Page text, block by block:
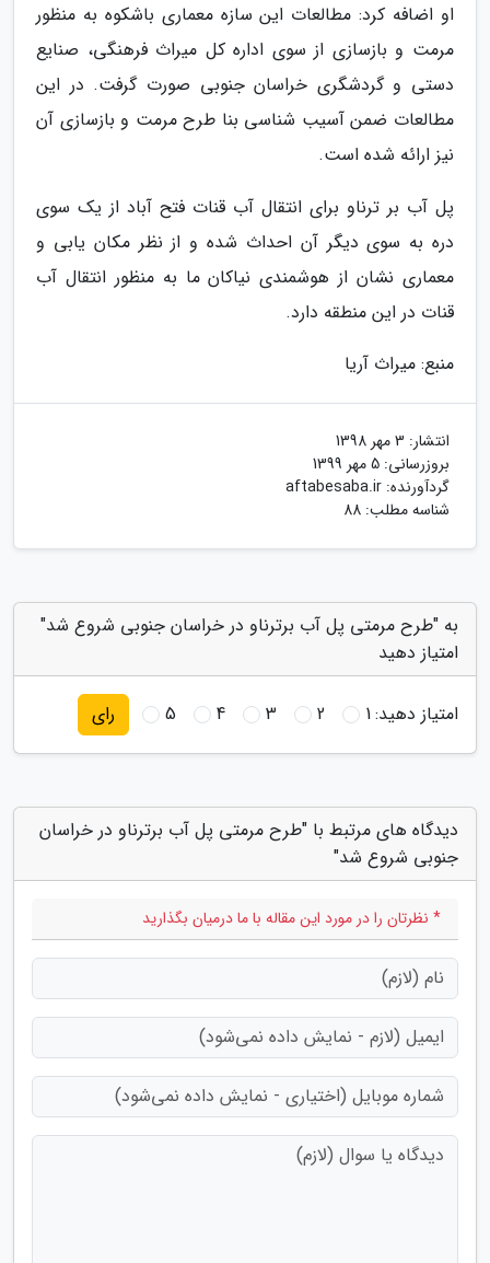
او اضافه کرد: مطالعات این سازه معماری باشکوه به منظور
مرمت و بازسازی از سوی اداره کل میراث فرهنگی، صنایع
دستی و گردشگری خراسان جنوبی صورت گرفت. در این
مطالعات ضمن آسیب شناسی بنا طرح مرمت و بازسازی آن
نیز ارائه شده است.
پل آب بر ترناو برای انتقال آب قنات فتح آباد از یک سوی
دره به سوی دیگر آن احداث شده و از نظر مکان یابی و
معماری نشان از هوشمندی نیاکان ما به منظور انتقال آب
قنات در این منطقه دارد.
منبع: میراث آریا
انتشار: 3 مهر 1398
بروزرسانی: 5 مهر 1399
گردآورنده: aftabesaba.ir
شناسه مطلب: 88
به "طرح مرمتی پل آب برترناو در خراسان جنوبی شروع شد"
امتیاز دهید
امتیاز دهید:1
2
3
4
5 رای
دیدگاه های مرتبط با "طرح مرمتی پل آب برترناو در خراسان
جنوبی شروع شد"
* نظرتان را در مورد این مقاله با ما درمیان بگذارید